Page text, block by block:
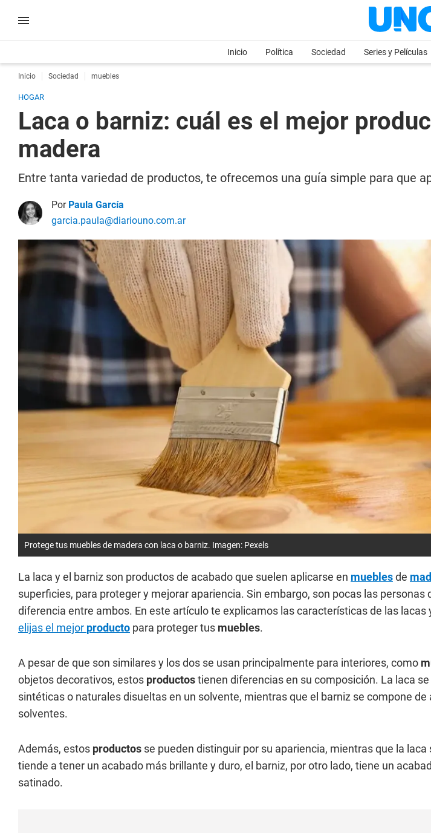
Inicio Política Sociedad Series y Películas
Inicio Sociedad muebles
HOGAR
Laca o barniz: cuál es el mejor
madera
Entre tanta variedad de productos, te ofrecemos una guía simple para que
Por Paula García
garcia.paula@diariouno.com.ar
Protege tus muebles de madera con laca o barniz. Imagen: Pexels
La laca y el barniz son productos de acabado que suelen aplicarse en mueblesde
superficies, para proteger y mejorar apariencia. Sin embargo, son pocas las personas
diferencia entre ambos. En este artículo te explicamos las características de las lacas
elijas el mejor producto para proteger tus muebles.
A pesar de que son similares y los dos se usan principalmente para interiores, como
objetos decorativos, estos productostienen diferencias en su composición. La laca
sintéticas o naturales disueltas en un solvente, mientras que el barniz se compone
solventes.
Además, estos productos se pueden distinguir por su apariencia, mientras que la laca
tiende a tener un acabado más brillante y duro, el barniz, por otro lado, tiene un
satinado.